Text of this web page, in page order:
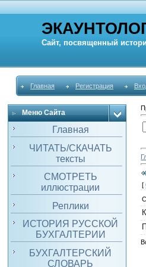
Сайт, посвященный
Главная Регистрация
Меню Сайта
Главная
ЧИТАТЬ/СКАЧАТЬ
тексты
СМОТРЕТЬ
иллюстрации
Реплики
ИСТОРИЯ РУССКОЙ
БУХГАЛТЕРИИ
БУХГАЛТЕРСКИЙ
СЛОВАРЬ
[